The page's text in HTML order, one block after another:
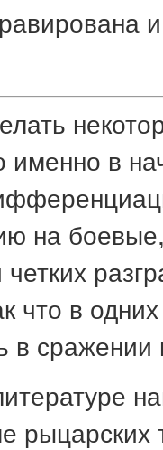
именно в
на
что в
в
рыцарских